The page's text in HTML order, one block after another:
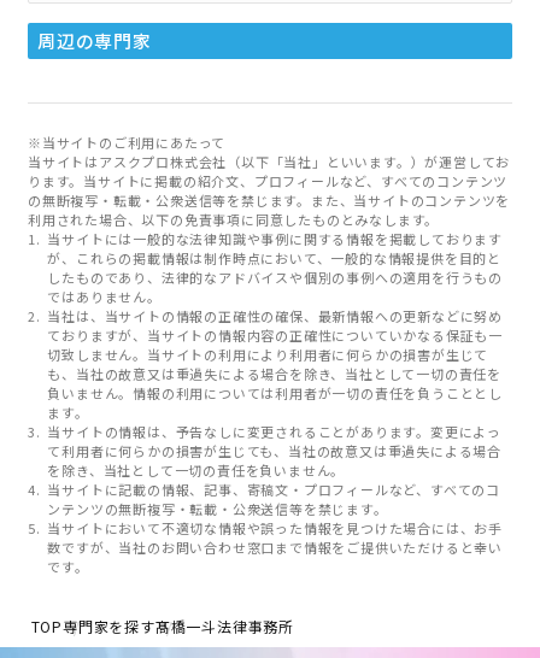
周辺の専門家
※当サイトのご利用にあたって
当サイトはアスクプロ株式会社（以下「当社」といいます。）が運営してお
ります。当サイトに掲載の紹介文、プロフィールなど、すべてのコンテンツ
の無断複写・転載・公衆送信等を禁じます。また、当サイトのコンテンツを
利用された場合、以下の免責事項に同意したものとみなします。
当サイトには一般的な法律知識や事例に関する情報を掲載しております
が、これらの掲載情報は制作時点において、一般的な情報提供を目的と
したものであり、法律的なアドバイスや個別の事例への適用を行うもの
ではありません。
当社は、当サイトの情報の正確性の確保、最新情報への更新などに努め
ておりますが、当サイトの情報内容の正確性についていかなる保証も一
切致しません。当サイトの利用により利用者に何らかの損害が生じて
も、当社の故意又は重過失による場合を除き、当社として一切の責任を
負いません。情報の利用については利用者が一切の責任を負うこととし
ます。
当サイトの情報は、予告なしに変更されることがあります。変更によっ
て利用者に何らかの損害が生じても、当社の故意又は重過失による場合
を除き、当社として一切の責任を負いません。
当サイトに記載の情報、記事、寄稿文・プロフィールなど、すべてのコ
ンテンツの無断複写・転載・公衆送信等を禁じます。
当サイトにおいて不適切な情報や誤った情報を見つけた場合には、お手
数ですが、当社のお問い合わせ窓口まで情報をご提供いただけると幸い
です。
TOP専門家を探す髙橋一斗法律事務所